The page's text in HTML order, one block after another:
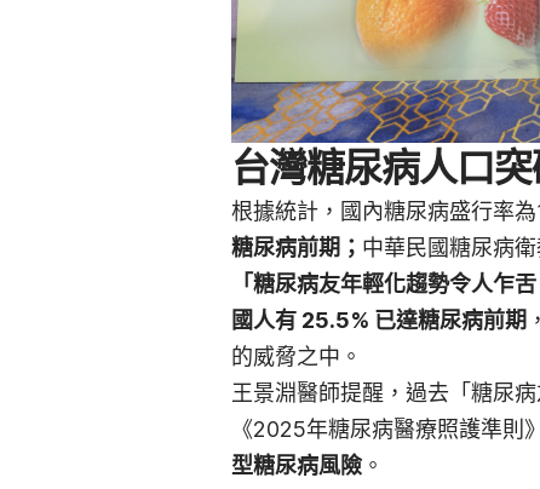
台灣糖尿病人口
根據統計，國內糖尿病盛行率
糖尿病前期； 中華民國糖尿病
「糖尿病友年輕化趨勢令人乍
國人有 25.5% 已達糖尿病前期
的威脅之中。
王景淵醫師提醒，過去「糖尿
《2025年糖尿病醫療照護準則
型糖尿病風險 。